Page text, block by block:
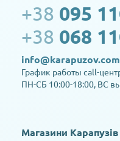
+38 095
+38 068
График работы call-
ПН-СБ 10:00-18:00, ВС
Магазини Карапузів